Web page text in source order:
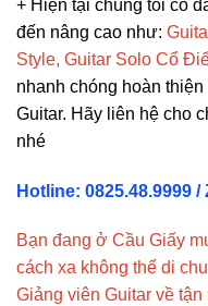
+ Hiện tại chúng tôi có
đến nâng cao như:
Style, Guitar Solo Cổ
nhanh chóng hoàn
Guitar. Hãy liên hệ cho
nhé
Hotline: 0825.48.9999 /
Bạn đang ở Cầu Giấy
cách xa không thể di
Giảng viên Guitar về